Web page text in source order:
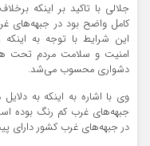
جلالی با تاکید بر اینکه
کامل واضح بود در جبهه‌های
این شرایط با توجه به
امنیت و سلامت مردم تحت
دشواری محسوب می‌شد.
وی با اشاره به اینکه به
جبهه‌های غرب کم رنگ بوده
در جبهه‌های غرب کشور دارای